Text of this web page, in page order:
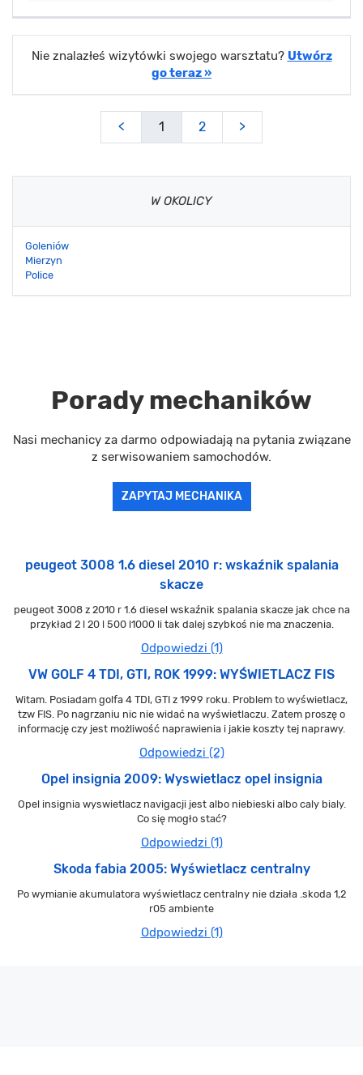
Nie znalazłeś wizytówki swojego warsztatu? Utwórz
go teraz »
< 1 2 >
W OKOLICY
Goleniów
Mierzyn
Police
Porady mechaników
Nasi mechanicy za darmo odpowiadają na pytania związane
z serwisowaniem samochodów.
ZAPYTAJ MECHANIKA
peugeot 3008 1.6 diesel 2010 r: wskaźnik spalania
skacze
peugeot 3008 z 2010 r 1.6 diesel wskaźnik spalania skacze jak chce na
przykład 2 l 20 l 500 l1000 li tak dalej szybkoś nie ma znaczenia.
Odpowiedzi (1)
VW GOLF 4 TDI, GTI, ROK 1999: WYŚWIETLACZ FIS
Witam. Posiadam golfa 4 TDI, GTI z 1999 roku. Problem to wyświetlacz,
tzw FIS. Po nagrzaniu nic nie widać na wyświetlaczu. Zatem proszę o
informację czy jest możliwość naprawienia i jakie koszty tej naprawy.
Odpowiedzi (2)
Opel insignia 2009: Wyswietlacz opel insignia
Opel insignia wyswietlacz navigacji jest albo niebieski albo caly bialy.
Co się mogło stać?
Odpowiedzi (1)
Skoda fabia 2005: Wyświetlacz centralny
Po wymianie akumulatora wyświetlacz centralny nie działa .skoda 1,2
r05 ambiente
Odpowiedzi (1)